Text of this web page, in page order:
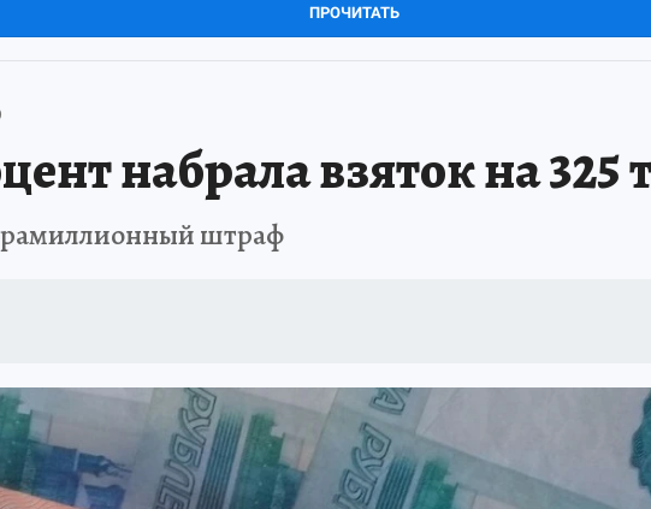
ПРОЧИТАТЬ
набрала взяток на 325
штраф